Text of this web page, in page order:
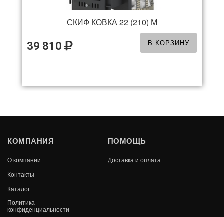
СКИФ КОВКА 22 (210) М
39 810 В КОРЗИНУ
СКИФ СТАНДАРТ 22 (ДТ-4)
34 300 В КОРЗИНУ
КОМПАНИЯ
О компании
Контакты
Каталог
Политика
конфиденциальности
ПОМОЩЬ
Доставка и оплата